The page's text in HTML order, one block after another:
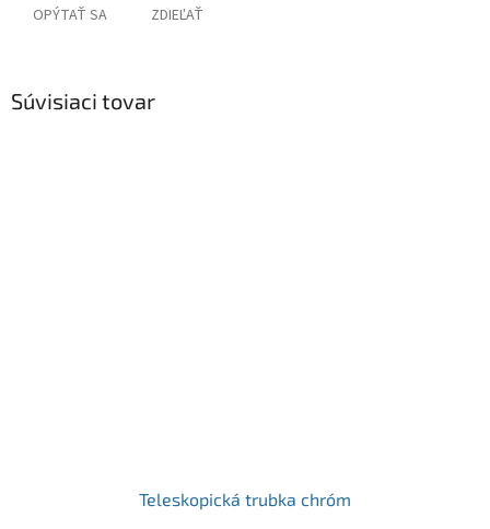
OPÝTAŤ SA ZDIEĽAŤ
Súvisiaci tovar
Teleskopická trubka chróm